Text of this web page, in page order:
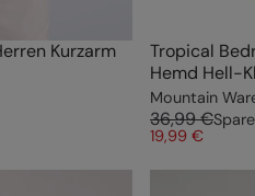
Kurzarm
Tropical
Hemd Hell-
Mountain
36,99 €Spare
19,99 €